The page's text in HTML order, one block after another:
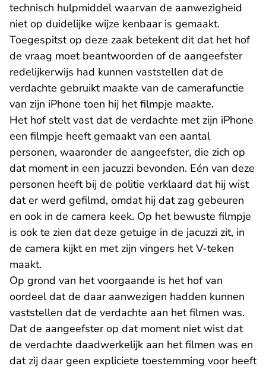
technisch hulpmiddel waarvan de aanwezigheid
niet op duidelijke wijze kenbaar is gemaakt.
Toegespitst op deze zaak betekent dit dat het hof
de vraag moet beantwoorden of de aangeefster
redelijkerwijs had kunnen vaststellen dat de
verdachte gebruikt maakte van de camerafunctie
van zijn iPhone toen hij het filmpje maakte.
Het hof stelt vast dat de verdachte met zijn iPhone
een filmpje heeft gemaakt van een aantal
personen, waaronder de aangeefster, die zich op
dat moment in een jacuzzi bevonden. Eén van deze
personen heeft bij de politie verklaard dat hij wist
dat er werd gefilmd, omdat hij dat zag gebeuren
en ook in de camera keek. Op het bewuste filmpje
is ook te zien dat deze getuige in de jacuzzi zit, in
de camera kijkt en met zijn vingers het V-teken
maakt.
Op grond van het voorgaande is het hof van
oordeel dat de daar aanwezigen hadden kunnen
vaststellen dat de verdachte aan het filmen was.
Dat de aangeefster op dat moment niet wist dat
de verdachte daadwerkelijk aan het filmen was en
dat zij daar geen expliciete toestemming voor heeft